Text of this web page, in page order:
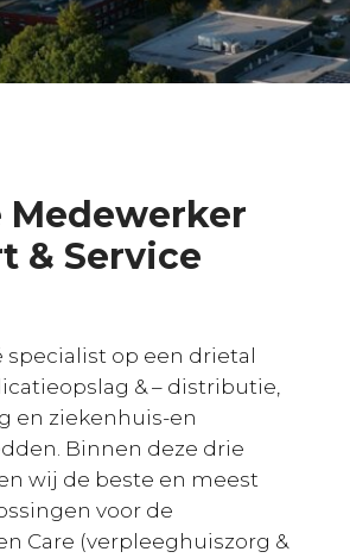
Medewerker
& Service
specialist op een drietal
& – distributie,
en ziekenhuis-en
Binnen deze drie
wij de beste en meest
voor de
Care (verpleeghuiszorg &